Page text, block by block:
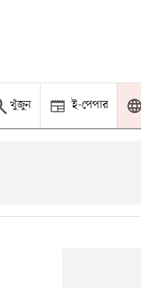
খুঁজুন ই-পেপার